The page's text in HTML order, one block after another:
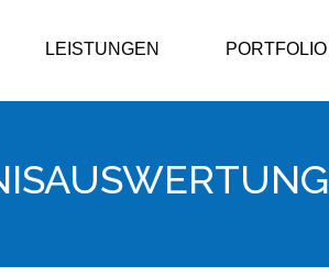
LEISTUNGEN PORTFOLIO